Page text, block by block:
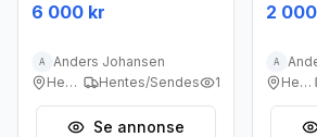
6 000 kr
A
Anders Johansen
Heggedal
Hentes/Sendes 1
Se annonse
2
A
Heggedal